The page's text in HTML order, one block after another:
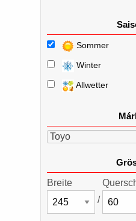
Sommer
Winter
Allwetter
Toyo
Breite
/